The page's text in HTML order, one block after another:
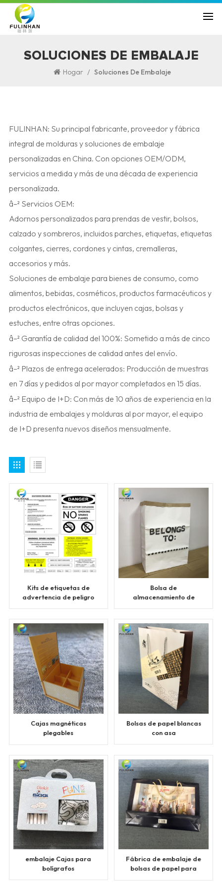
SOLUCIONES DE EMBALAJE
Hogar / Soluciones De Embalaje
FULINHAN: Su principal fabricante, proveedor y fábrica
integral de molduras y soluciones de embalaje
personalizadas en China. Con opciones OEM/ODM,
servicios a medida y más de una década de experiencia
personalizada.
â–² Servicios OEM:
Adornos personalizados para prendas de vestir, bolsos,
calzado y sombreros, incluidos parches, etiquetas, etiquetas
colgantes, cierres, cordones y cintas, cremalleras,
accesorios y más.
Soluciones de embalaje para bienes de consumo, como
alimentos, bebidas, cosméticos, productos farmacéuticos y
productos electrónicos, que incluyen cajas, bolsas y
estuches, entre otras opciones.
â–² Garantía de calidad del 100%: Sometido a más de cinco
rigurosas inspecciones de calidad antes del envío.
â–² Plazos de entrega acelerados: Producción de muestras
en 7 días y pedidos al por mayor completados en 15 días.
â–² Equipo de I+D: Con más de 10 años de experiencia en la
industria de embalajes y molduras al por mayor, el equipo
de I+D presenta nuevos diseños mensualmente.
Kits de etiquetas de
advertencia de peligro
Bolsa de
almacenamiento de
juguetes para niños,
ropa, decoración
sencilla y ecológica
para el hogar.
Cajas magnéticas
plegables
Bolsas de papel blancas
con asa
embalaje Cajas para
bolígrafos
Fábrica de embalaje de
bolsas de papel para